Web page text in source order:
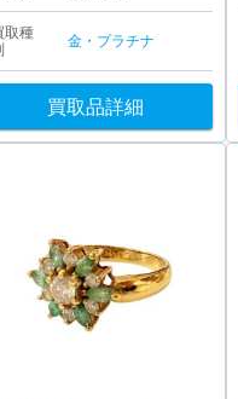
取種
金・プラチナ
買取品詳細